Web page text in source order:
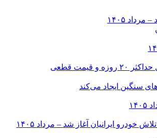
ایرانیان آغاز شد – مرداد ۱۴۰۵